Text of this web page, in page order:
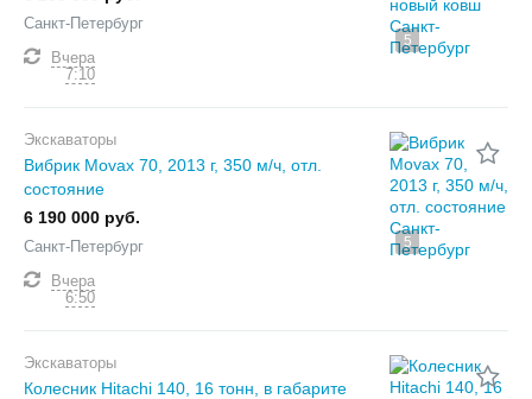
5
Санкт-Петербург
Вчера
7:10
5
Экскаваторы
Вибрик Movax 70, 2013 г, 350 м/ч, отл.
состояние
6 190 000 руб.
Санкт-Петербург
Вчера
6:50
Экскаваторы
Колесник Hitachi 140, 16 тонн, в габарите